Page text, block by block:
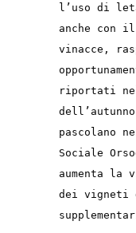
l’uso di
anche con
vinacce,
riportati
pascolano
Sociale
aumenta
dei vigneti